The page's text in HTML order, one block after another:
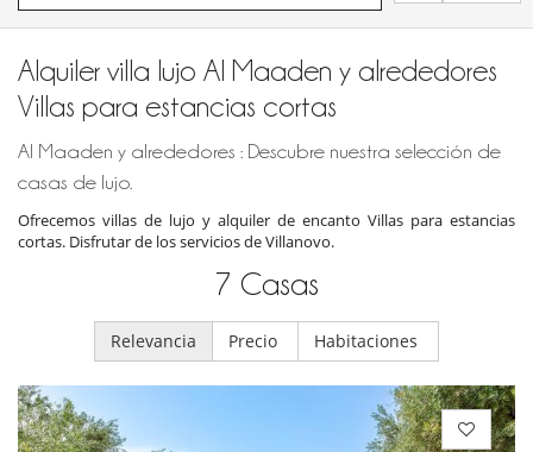
Alquiler villa lujo Al Maaden y alrededores
Villas para estancias cortas
Al Maaden y alrededores : Descubre nuestra selección de
casas de lujo.
Ofrecemos villas de lujo y alquiler de encanto Villas para estancias
cortas. Disfrutar de los servicios de Villanovo.
7 Casas
Relevancia Precio Habitaciones